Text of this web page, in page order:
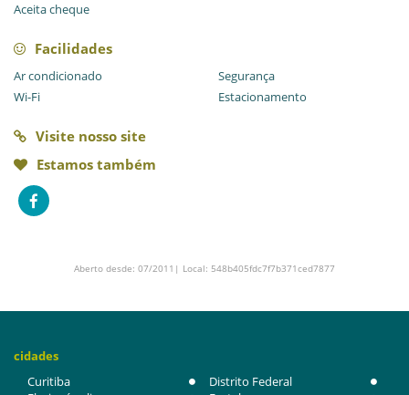
Aceita cheque
Facilidades
Ar condicionado
Segurança
Wi-Fi
Estacionamento
Visite nosso site
Estamos também
Aberto desde: 07/2011| Local: 548b405fdc7f7b371ced7877
cidades
Curitiba
Distrito Federal